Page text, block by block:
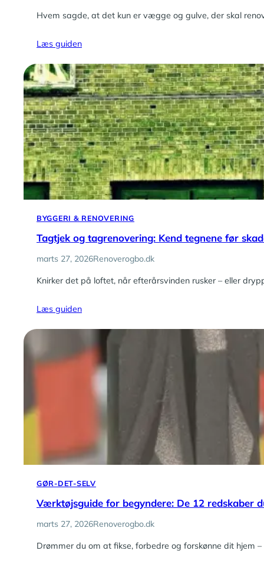
Hvem sagde, at det kun er vægge og gulve, der skal
Læs guiden
BYGGERI & RENOVERING
Tagtjek og tagrenovering: Kend tegnene før
marts 27, 2026Renoverogbo.dk
Knirker det på loftet, når efterårsvinden rusker – eller
Læs guiden
GØR-DET-SELV
Værktøjsguide for begyndere: De 12 redskaber
marts 27, 2026Renoverogbo.dk
Drømmer du om at fikse, forbedre og forskønne dit hjem